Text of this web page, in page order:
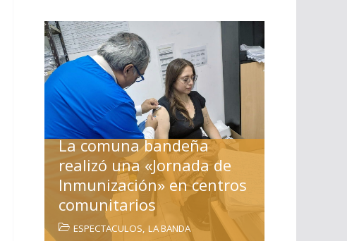
La comuna bandeña
realizó una «Jornada de
Inmunización» en centros
comunitarios
ESPECTACULOS, LA BANDA